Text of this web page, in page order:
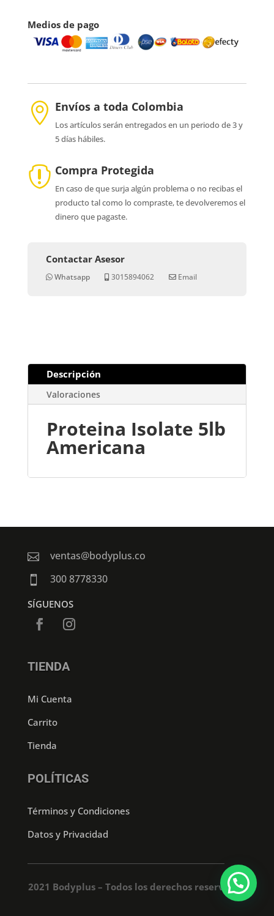
Medios de pago
 Envíos a toda Colombia
Los artículos serán entregados en un periodo de 3 y
5 días hábiles.
 Compra Protegida
En caso de que surja algún problema o no recibas el
producto tal como lo compraste, te devolveremos el
dinero que pagaste.
Contactar Asesor
Whatsapp 3015894062 Email
Descripción
Valoraciones
Proteina Isolate 5lb
Americana
 ventas@bodyplus.co
 300 8778330
SÍGUENOS
TIENDA
Mi Cuenta
Carrito
Tienda
POLÍTICAS
Términos y Condiciones
Datos y Privacidad
2021 Bodyplus – Todos los derechos reservados